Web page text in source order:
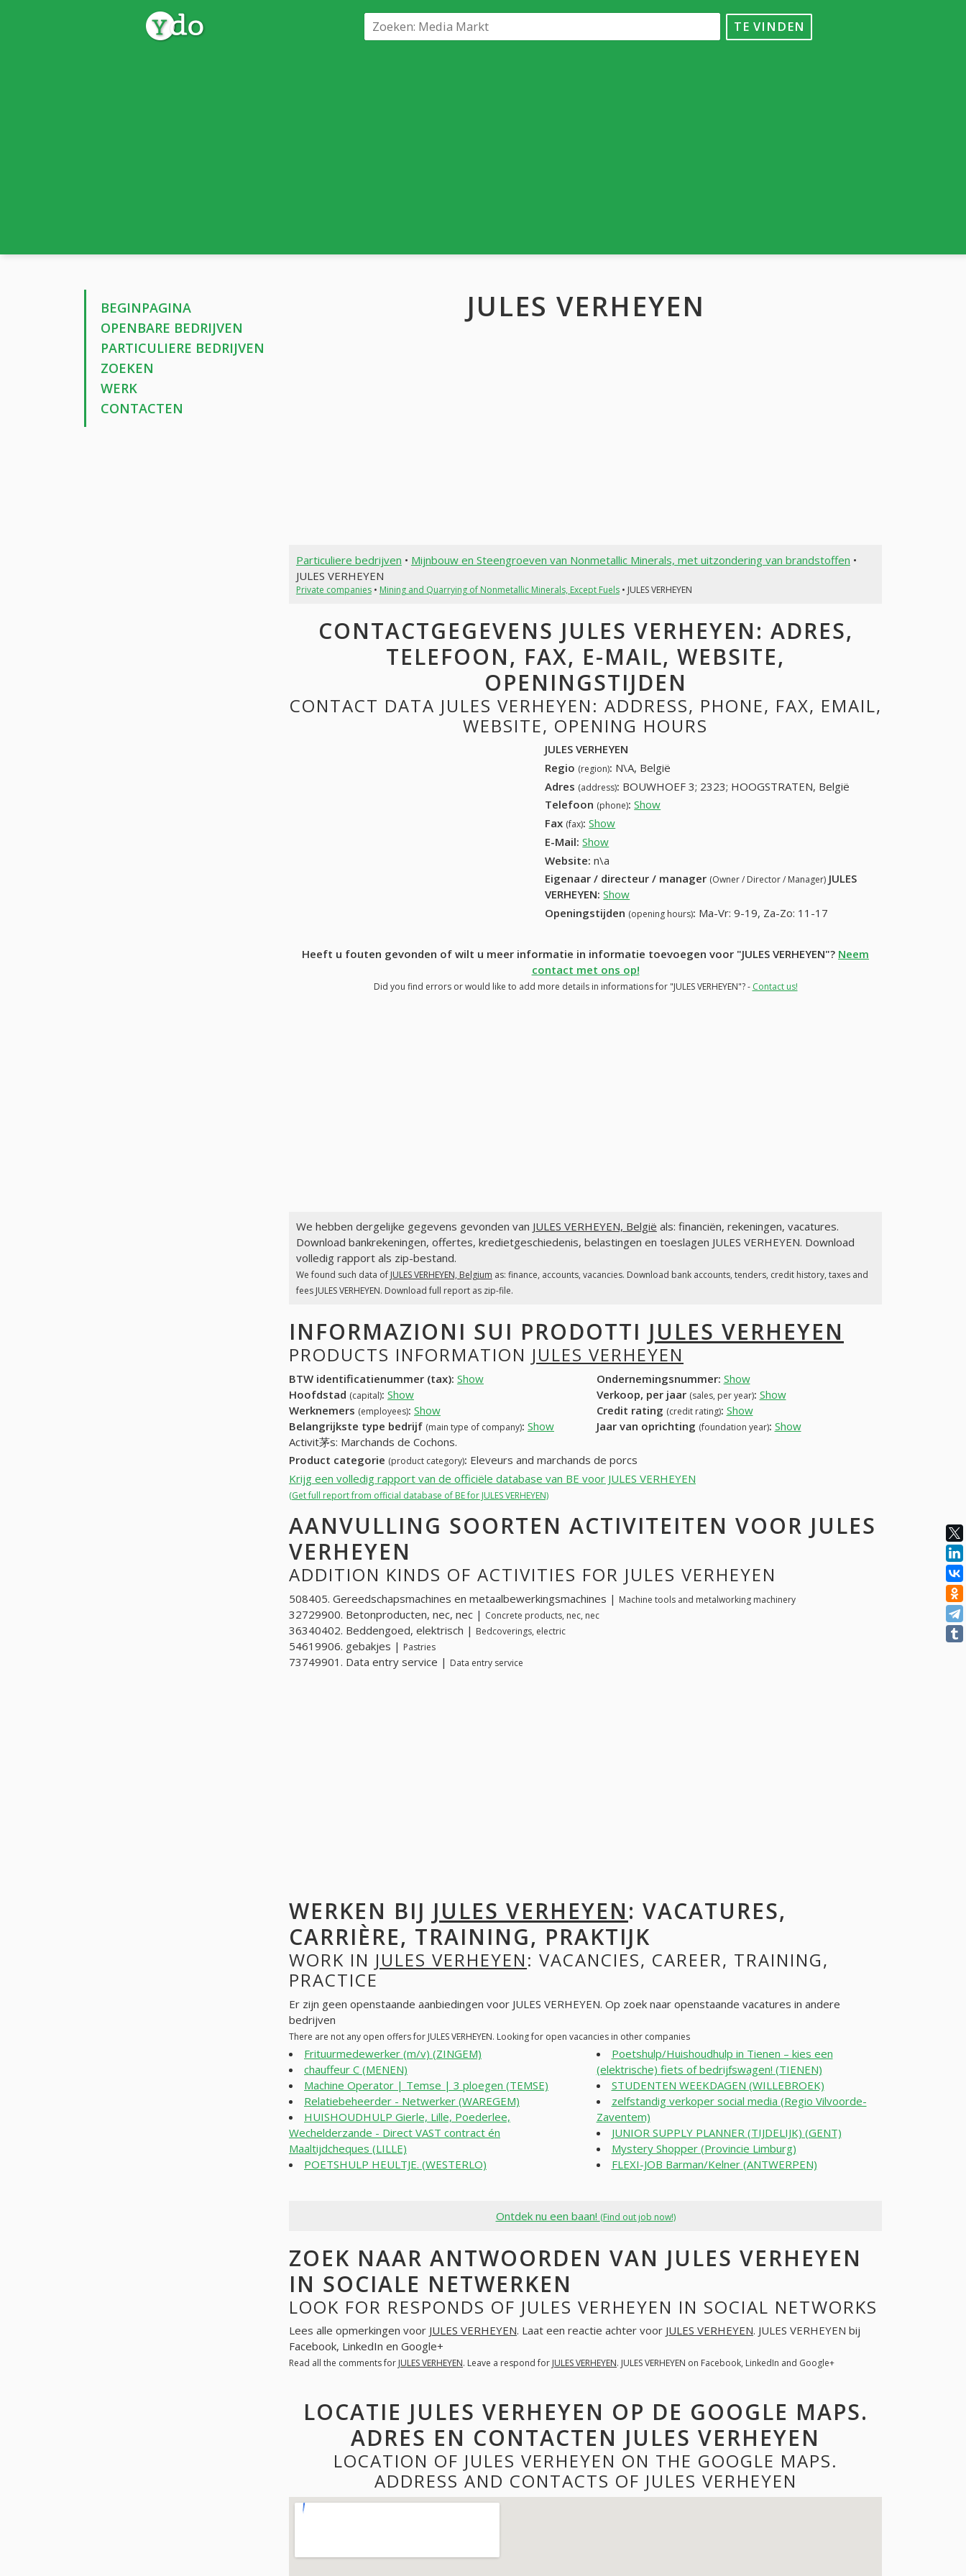
TE VINDEN
BEGINPAGINA
OPENBARE BEDRIJVEN
PARTICULIERE BEDRIJVEN
ZOEKEN
WERK
CONTACTEN
JULES VERHEYEN
Particuliere bedrijven • Mijnbouw en Steengroeven van Nonmetallic Minerals, met uitzondering van brandstoffen •
JULES VERHEYEN
Private companies• Mining and Quarrying of Nonmetallic Minerals, Except Fuels• JULES VERHEYEN
CONTACTGEGEVENS JULES VERHEYEN: ADRES,
TELEFOON, FAX, E-MAIL, WEBSITE,
OPENINGSTIJDEN
CONTACT DATA JULES VERHEYEN: ADDRESS, PHONE, FAX, EMAIL,
WEBSITE, OPENING HOURS
JULES VERHEYEN
Regio (region): N\A, België
Adres (address): BOUWHOEF 3; 2323; HOOGSTRATEN, België
Telefoon (phone): Show
Fax (fax): Show
E-Mail: Show
Website: n\a
Eigenaar / directeur / manager (Owner / Director / Manager) JULES
VERHEYEN: Show
Openingstijden (opening hours): Ma-Vr: 9-19, Za-Zo: 11-17
Heeft u fouten gevonden of wilt u meer informatie in informatie toevoegen voor "JULES VERHEYEN"? Neem
contact met ons op!
Did you find errors or would like to add more details in informations for "JULES VERHEYEN"? - Contact us!
We hebben dergelijke gegevens gevonden van JULES VERHEYEN, België als: financiën, rekeningen, vacatures.
Download bankrekeningen, offertes, kredietgeschiedenis, belastingen en toeslagen JULES VERHEYEN. Download
volledig rapport als zip-bestand.
We found such data of JULES VERHEYEN, Belgium as: finance, accounts, vacancies. Download bank accounts, tenders, credit history, taxes and
fees JULES VERHEYEN. Download full report as zip-file.
INFORMAZIONI SUI PRODOTTI JULES VERHEYEN
PRODUCTS INFORMATION JULES VERHEYEN
BTW identificatienummer (tax): Show Ondernemingsnummer: Show
Hoofdstad (capital): Show Verkoop, per jaar (sales, per year): Show
Werknemers (employees): Show Credit rating (credit rating): Show
Belangrijkste type bedrijf (main type of company): Show Jaar van oprichting (foundation year): Show
Activit茅s: Marchands de Cochons.
Product categorie (product category): Eleveurs and marchands de porcs
Krijg een volledig rapport van de officiële database van BE voor JULES VERHEYEN
(Get full report from official database of BE for JULES VERHEYEN)
AANVULLING SOORTEN ACTIVITEITEN VOOR JULES
VERHEYEN
ADDITION KINDS OF ACTIVITIES FOR JULES VERHEYEN
508405. Gereedschapsmachines en metaalbewerkingsmachines | Machine tools and metalworking machinery
32729900. Betonproducten, nec, nec | Concrete products, nec, nec
36340402. Beddengoed, elektrisch | Bedcoverings, electric
54619906. gebakjes | Pastries
73749901. Data entry service | Data entry service
WERKEN BIJ JULES VERHEYEN: VACATURES,
CARRIÈRE, TRAINING, PRAKTIJK
WORK IN JULES VERHEYEN: VACANCIES, CAREER, TRAINING,
PRACTICE
Er zijn geen openstaande aanbiedingen voor JULES VERHEYEN. Op zoek naar openstaande vacatures in andere
bedrijven
There are not any open offers for JULES VERHEYEN. Looking for open vacancies in other companies
Frituurmedewerker (m/v) (ZINGEM)
chauffeur C (MENEN)
Machine Operator | Temse | 3 ploegen (TEMSE)
Relatiebeheerder - Netwerker (WAREGEM)
HUISHOUDHULP Gierle, Lille, Poederlee,
Wechelderzande - Direct VAST contract én
Maaltijdcheques (LILLE)
POETSHULP HEULTJE. (WESTERLO)
Poetshulp/Huishoudhulp in Tienen – kies een
(elektrische) fiets of bedrijfswagen! (TIENEN)
STUDENTEN WEEKDAGEN (WILLEBROEK)
zelfstandig verkoper social media (Regio Vilvoorde-
Zaventem)
JUNIOR SUPPLY PLANNER (TIJDELIJK) (GENT)
Mystery Shopper (Provincie Limburg)
FLEXI-JOB Barman/Kelner (ANTWERPEN)
Ontdek nu een baan! (Find out job now!)
ZOEK NAAR ANTWOORDEN VAN JULES VERHEYEN
IN SOCIALE NETWERKEN
LOOK FOR RESPONDS OF JULES VERHEYEN IN SOCIAL NETWORKS
Lees alle opmerkingen voor JULES VERHEYEN. Laat een reactie achter voor JULES VERHEYEN. JULES VERHEYEN bij
Facebook, LinkedIn en Google+
Read all the comments for JULES VERHEYEN. Leave a respond for JULES VERHEYEN. JULES VERHEYEN on Facebook, LinkedIn and Google+
LOCATIE JULES VERHEYEN OP DE GOOGLE MAPS.
ADRES EN CONTACTEN JULES VERHEYEN
LOCATION OF JULES VERHEYEN ON THE GOOGLE MAPS.
ADDRESS AND CONTACTS OF JULES VERHEYEN